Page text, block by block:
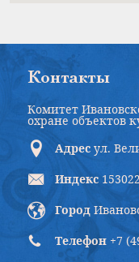
Контакты
Комитет
охране объектов
Адрес ул.
Индекс 153022
Город
Телефон +7